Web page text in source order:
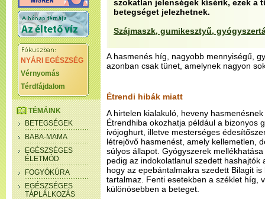
NYÁRI EGÉSZSÉG
Vérnyomás
Térdfájdalom
TÉMÁINK
BETEGSÉGEK
BABA-MAMA
EGÉSZSÉGES
ÉLETMÓD
FOGYÓKÚRA
EGÉSZSÉGES
TÁPLÁLKOZÁS
szokatlan jelenségek kísérik, ezek a
betegséget jelezhetnek.
Szájmaszk, gumikesztyű,
A hasmenés híg, nagyobb mennyiségű,
azonban csak tünet, amelynek nagyon
Étrendi hibák miatt
A hirtelen kialakuló, heveny
Étrendhiba okozhatja például a bizonyos
ivójoghurt, illetve mesterséges
létrejövő hasmenést, amely kellemetlen,
súlyos állapot. Gyógyszerek
pedig az indokolatlanul szedett hashajtók
hogy az epebántalmakra szedett Bilagit
tartalmaz. Fenti esetekben a széklet híg,
különösebben a beteget.